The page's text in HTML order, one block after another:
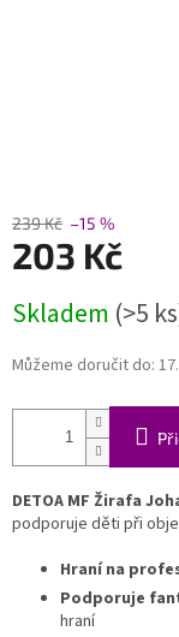
239 Kč –15 %
203 Kč
cena:
Skladem (>5
Můžeme doručit do:
DETOA MF Žirafa
podporuje děti při
Hraní na
Podporuje
hraní